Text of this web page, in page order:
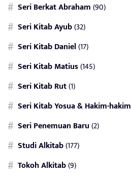
Seri Berkat Abraham(90)
Seri Kitab Ayub(32)
Seri Kitab Daniel(17)
Seri Kitab Matius(145)
Seri Kitab Rut(1)
Seri Kitab Yosua & Hakim-hakim
Seri Penemuan Baru(2)
Studi Alkitab(177)
Tokoh Alkitab(9)